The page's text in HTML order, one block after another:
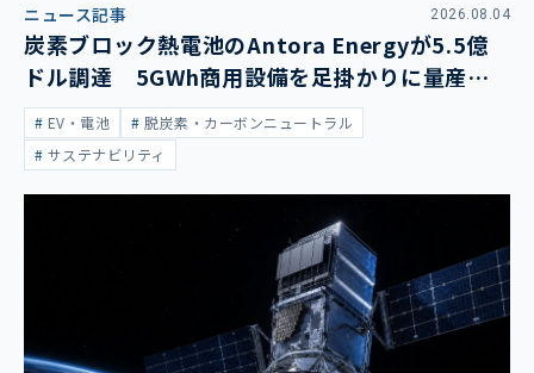
ニュース記事 2026.08.04
炭素ブロック熱電池のAntora Energyが5.5億
ドル調達 5GWh商用設備を足掛かりに量産拡
大EV・電池
脱炭素・カーボンニュートラル
サステナビリティ